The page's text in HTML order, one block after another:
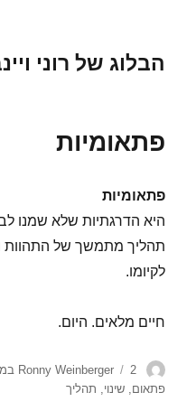
הבלוג של רוני
פתאומיות
פתאומיות
היא הדרגתיות שלא שמנו
תהליך מתמשך של התהוות
לקיומו.
חיים מלאים. היום.
מחברRonny Weinberger
פורסם
בתאריך
2 במאי 2018
פתאום,שינוי, תהליך